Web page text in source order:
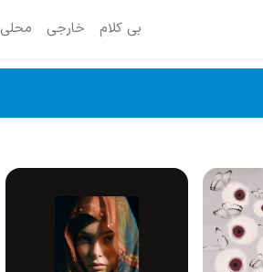
بی کلام خارجی محلی